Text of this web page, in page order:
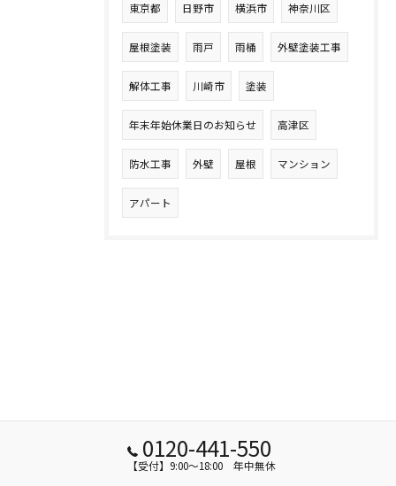
東京都 日野市 横浜市 神奈川区
屋根塗装 雨戸 雨桶 外壁塗装工事
解体工事 川崎市 塗装
年末年始休業日のお知らせ 高津区
防水工事 外壁 屋根 マンション
アパート
0120-441-550
【受付】9:00～18:00 年中無休